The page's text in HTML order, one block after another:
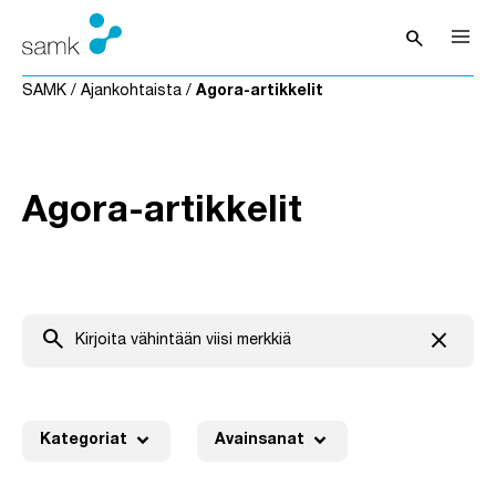
Siirry sisältöön
searchAvaa haku
SAMK / Ajankohtaista / Agora-artikkelit
Agora-artikkelit
search close
Kategoriat expand_more Avainsanat expand_more